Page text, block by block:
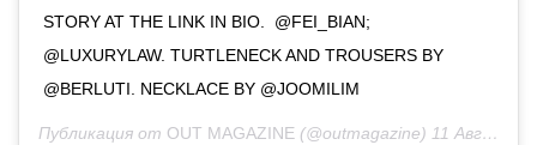
STORY AT THE LINK IN BIO. @FEI_BIAN;⁠⠀
@LUXURYLAW. TURTLENECK AND TROUSERS BY
@BERLUTI. NECKLACE BY @JOOMILIM
Публикация от OUT MAGAZINE (@outmagazine) 11 Авг 2020 в 11:06 PDT